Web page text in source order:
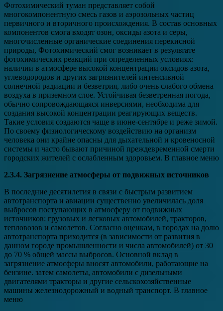
Фотохимический туман представляет собой
многокомпонентную смесь газов и аэрозольных частиц
первичного и вторичного происхождения. В состав основных
компонентов смога входят озон, оксиды азота и серы,
многочисленные органические соединения перекисной
природы, Фотохимический смог возникает в результате
фотохимических реакций при определенных условиях:
наличии в атмосфере высокой концентрации оксидов азота,
углеводородов и других загрязнителей интенсивной
солнечной радиации и безветрия, либо очень слабого обмена
воздуха в приземном слое. Устойчивая безветренная погода,
обычно сопровождающаяся инверсиями, необходима для
создания высокой концентрации реагирующих веществ.
Такие условия создаются чаще в июне-сентябре и реже зимой.
По своему физиологическому воздействию на организм
человека они крайне опасны для дыхательной и кровеносной
системы и часто бывают причиной преждевременной смерти
городских жителей с ослабленным здоровьем. В главное меню
2.3.4. Загрязнение атмосферы от подвижных источников
В последние десятилетия в связи с быстрым развитием
автотранспорта и авиации существенно увеличилась доля
выбросов поступающих в атмосферу от подвижных
источников: грузовых и легковых автомобилей, тракторов,
тепловозов и самолетов. Согласно оценкам, в городах на долю
автотранспорта приходится (в зависимости от развития в
данном городе промышленности и числа автомобилей) от 30
до 70 % общей массы выбросов. Основной вклад в
загрязнение атмосферы вносят автомобили, работающие на
бензине. затем самолеты, автомобили с дизельными
двигателями тракторы и другие сельскохозяйственные
машины железнодорожный и водный транспорт. В главное
меню